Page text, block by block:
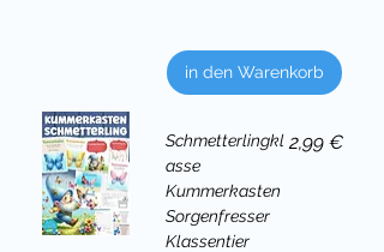
in den Warenkorb
Schmetterlingkl
asse
Kummerkasten
Sorgenfresser
Klassentier
Preis
2,99 €